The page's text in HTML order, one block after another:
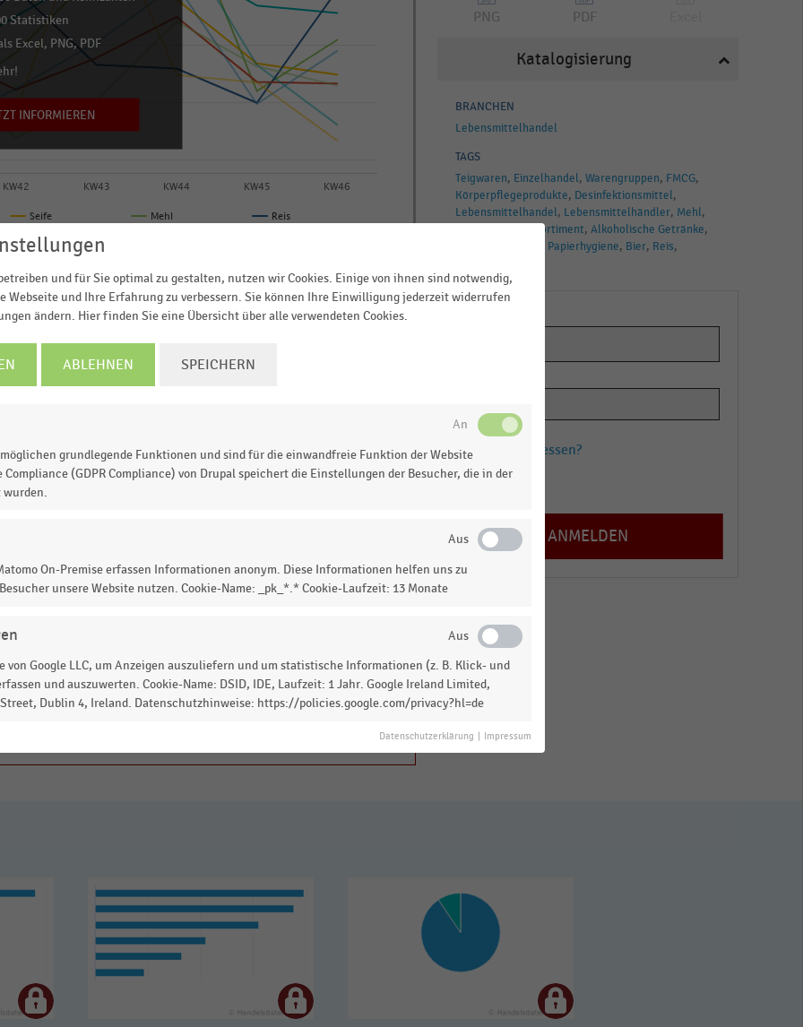
Seife Mehl
Reis
KW42 KW43 KW44 KW45 KW46
Statistiken
Excel, PNG, PDF
INFORMIEREN
ausgewählter Güter des täglichen Bedarfs
während der Corona-Krise im Herbst
von August 2019 bis Januar 2020. Seit dem
am 2. November 2020 ist die Nachfrage nach
zurückgegangen. Wie eine Sonderauswertung
(Destatis) zeigt, lagen die Verkaufszahlen für in
wie Seife, Desinfektionsmittel und
(2. November bis 14. November 2020) jeweils
War beispielsweise der Absatz von Toilettenpapier in
(+84 %) wie im Durchschnitt der Vorkrisen-Monate
Kalenderwoche sogar leicht unter den Vorkrisen-
Statistik? Jetzt einloggen oder
PNG PDF
Katalogisierung
BRANCHEN
Lebensmittelhandel
TAGS
Teigwaren Einzelhandel Warengruppen FMCG
Körperpflegeprodukte Desinfektionsmittel
Lebensmittelhandel Lebensmittelhändler Mehl
Trockensortiment Alkoholische Getränke
Papierhygiene Bier Reis
Passwort vergessen?
Registrieren
und für Sie optimal zu gestalten, nutzen wir Cookies. Einige von ihnen sind notwendig,
Webseite und Ihre Erfahrung zu verbessern. Sie können Ihre Einwilligung jederzeit widerrufen
ändern. Hier finden Sie eine Übersicht über alle verwendeten Cookies.
ABLEHNEN SPEICHERN
grundlegende Funktionen und sind für die einwandfreie Funktion der Website
(GDPR Compliance) von Drupal speichert die Einstellungen der Besucher, die in der
wurden.
On-Premise erfassen Informationen anonym. Diese Informationen helfen uns zu
unsere Website nutzen. Cookie-Name: _pk_*.* Cookie-Laufzeit: 13 Monate
von Google LLC, um Anzeigen auszuliefern und um statistische Informationen (z. B. Klick- und
und auszuwerten. Cookie-Name: DSID, IDE, Laufzeit: 1 Jahr. Google Ireland Limited,
Street, Dublin 4, Ireland. Datenschutzhinweise: https://policies.google.com/privacy?hl=de
Datenschutzerklärung Impressum